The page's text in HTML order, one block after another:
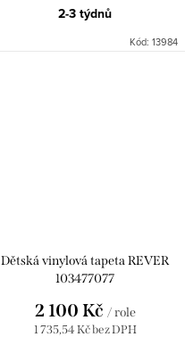
2-3 týdnů
Kód: 13984
Dětská vinylová tapeta REVER
103477077
1 735,54 Kč bez DPH
2 100 Kč / role